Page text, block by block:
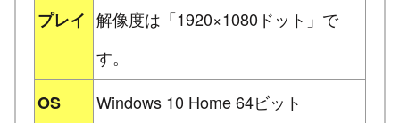
プレイ 解像度は「1920×1080ドット」で
す。
OS
Windows 10 Home 64ビット